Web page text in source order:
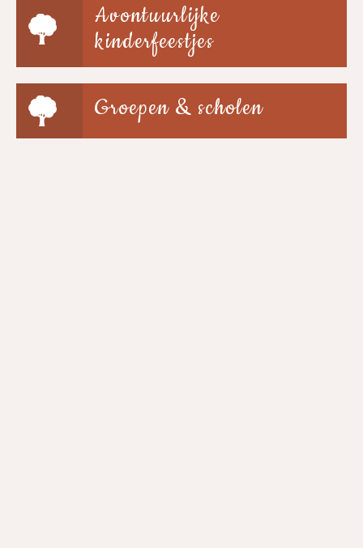
Avontuurlijke
kinderfeestjes
Groepen & scholen